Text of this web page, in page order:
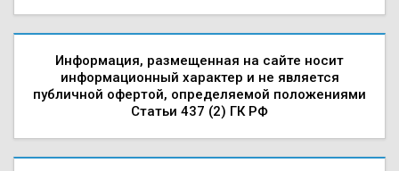
Информация, размещенная на сайте носит
информационный характер и не является
публичной офертой, определяемой положениями
Статьи 437 (2) ГК РФ